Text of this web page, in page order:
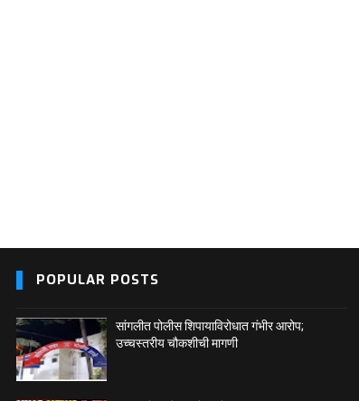
POPULAR POSTS
सांगलीत पोलीस शिपायाविरोधात गंभीर आरोप;
उच्चस्तरीय चौकशीची मागणी